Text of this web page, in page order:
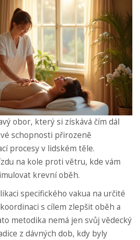
obor, který si získává čím dál
schopnosti přirozeně
procesy v lidském těle.
na kole proti větru, kde vám
krevní oběh.
specifického vakua na určité
s cílem zlepšit oběh a
metodika nemá jen svůj vědecký
z dávných dob, kdy byly